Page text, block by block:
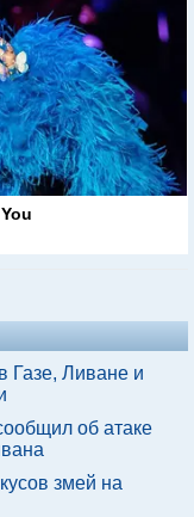
Газе, Ливане и
об атаке
змей на